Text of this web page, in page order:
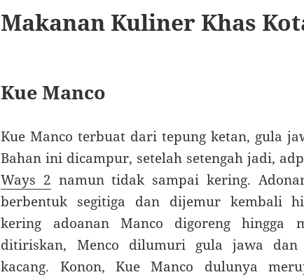
Makanan Kuliner Khas
Kue Manco
Kue Manco terbuat dari tepung ketan, gula
Bahan ini dicampur, setelah setengah jadi,
Ways 2 namun tidak sampai kering.
berbentuk segitiga dan dijemur kembali
kering adoanan Manco digoreng hingga
ditiriskan, Menco dilumuri gula jawa
kacang. Konon, Kue Manco dulunya